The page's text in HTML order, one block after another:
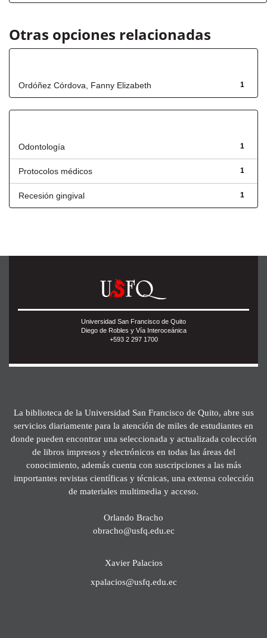
Otras opciones relacionadas
1
Ordóñez Córdova, Fanny Elizabeth
1
Odontología
1
Protocolos médicos
1
Recesión gingival
Universidad San Francisco de Quito
Diego de Robles y Vía Interoceánica
+593 2 297 1700
La biblioteca de la Universidad San Francisco de Quito, abre sus
servicios diariamente para la atención de miles de estudiantes en
donde pueden encontrar una seleccionada y actualizada colección
de libros impresos y electrónicos en todas las áreas del
conocimiento, además cuenta con suscripciones a las más
importantes revistas científicas y técnicas, una extensa colección
de materiales multimedia y acceso.
Orlando Bracho
obracho@usfq.edu.ec
Xavier Palacios
xpalacios@usfq.edu.ec